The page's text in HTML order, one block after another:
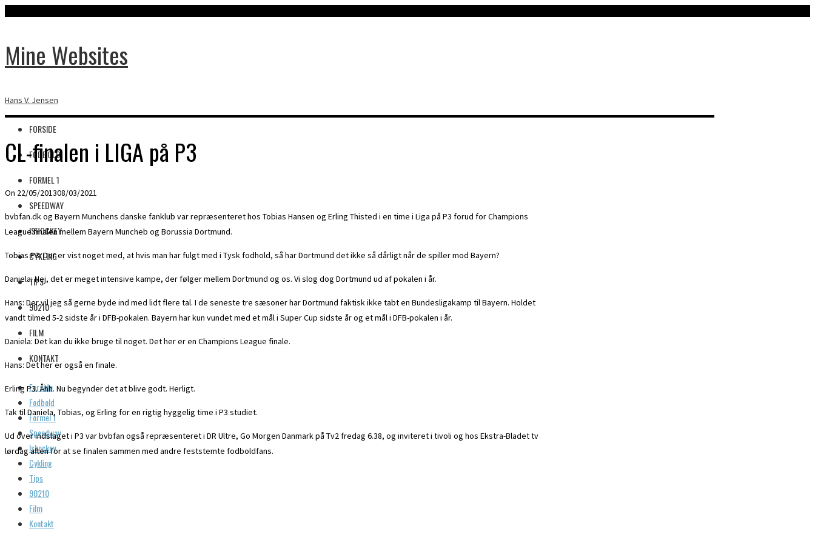
Mine Websites
Hans V. Jensen
FORSIDE
FODBOLD
FORMEL 1
SPEEDWAY
ISHOCKEY
CYKLING
TIPS
90210
FILM
KONTAKT
Forside
Fodbold
Formel 1
Speedway
Ishockey
Cykling
Tips
90210
Film
Kontakt
CL-finalen i LIGA på P3
On 22/05/201308/03/2021
bvbfan.dk og Bayern Munchens danske fanklub var repræsenteret hos Tobias Hansen og Erling Thisted i en time i Liga på P3 forud for Champions
League finalen mellem Bayern Muncheb og Borussia Dortmund.
Tobias P3: Der er vist noget med, at hvis man har fulgt med i Tysk fodhold, så har Dortmund det ikke så dårligt når de spiller mod Bayern?
Daniela: Nej, det er meget intensive kampe, der følger mellem Dortmund og os. Vi slog dog Dortmund ud af pokalen i år.
Hans: Der vil jeg så gerne byde ind med lidt flere tal. I de seneste tre sæsoner har Dortmund faktisk ikke tabt en Bundesligakamp til Bayern. Holdet
vandt tilmed 5-2 sidste år i DFB-pokalen. Bayern har kun vundet med et mål i Super Cup sidste år og et mål i DFB-pokalen i år.
Daniela: Det kan du ikke bruge til noget. Det her er en Champions League finale.
Hans: Det her er også en finale.
Erling P3. Åhh. Nu begynder det at blive godt. Herligt.
Tak til Daniela, Tobias, og Erling for en rigtig hyggelig time i P3 studiet.
Ud over indslaget i P3 var bvbfan også repræsenteret i DR Ultre, Go Morgen Danmark på Tv2 fredag 6.38, og inviteret i tivoli og hos Ekstra-Bladet tv
lørdag aften for at se finalen sammen med andre feststemte fodboldfans.